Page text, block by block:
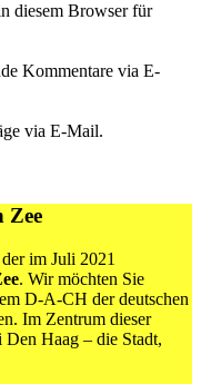
diesem Browser für
Kommentare via E-
via E-Mail.
Zee
im Juli 2021
. Wir möchten Sie
D-A-CH der deutschen
Im Zentrum dieser
Den Haag – die Stadt,